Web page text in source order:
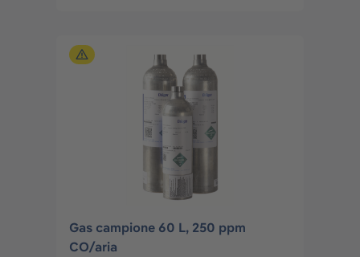
Gas campione 60 L, 250 ppm
CO/aria